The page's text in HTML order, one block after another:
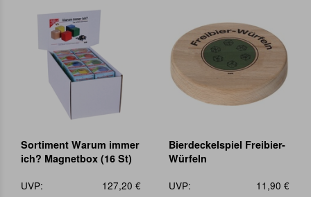
Sortiment Warum immer
ich? Magnetbox (16 St)
UVP:
127,20 €
Bierdeckelspiel Freibier-
Würfeln
UVP:
11,90 €